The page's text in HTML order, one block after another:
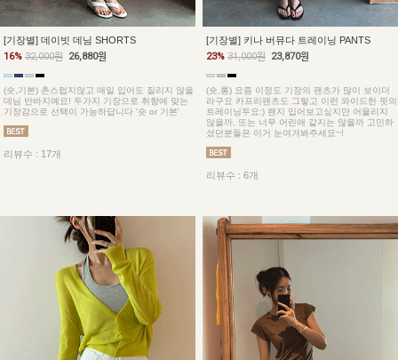
[기장별] 데이빗 데님 SHORTS
16% 32,000원 26,880원
(숏,기본) 촌스럽지않고 매일 입어도 질리지 않을
데님 반바지예요! 두가지 기장으로 취향에 맞는
기장감으로 선택이 가능하답니다 '숏 or 기본'
리뷰수 : 17개
[기장별] 키나 버뮤다 트레이닝 PANTS
23% 31,000원 23,870원
(숏,롱) 요즘 이정도 기장의 팬츠가 많이 보이더
라구요 카프리팬츠도 그렇고 이런 와이드한 핏의
트레이닝두요:) 왠지 입어보고싶지만 어울리지
않을까, 또는 너무 어린애 같지는 않을까 고민하
셨던분들은 이거 눈여겨봐주세요~!
리뷰수 : 6개